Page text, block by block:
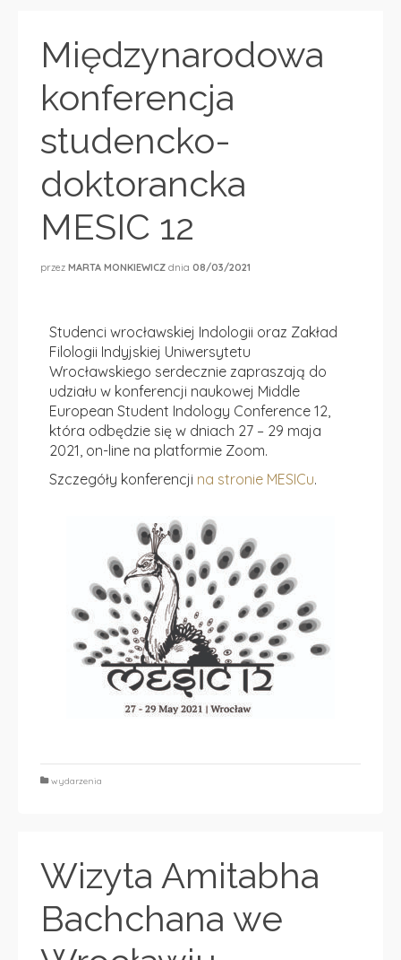
Międzynarodowa
konferencja
studencko-
doktorancka
MESIC 12
przez MARTA MONKIEWICZ dnia 08/03/2021
Studenci wrocławskiej Indologii oraz Zakład
Filologii Indyjskiej Uniwersytetu
Wrocławskiego serdecznie zapraszają do
udziału w konferencji naukowej Middle
European Student Indology Conference 12,
która odbędzie się w dniach 27 – 29 maja
2021, on-line na platformie Zoom.
Szczegóły konferencji na stronie MESICu.
wydarzenia
Wizyta Amitabha
Bachchana we